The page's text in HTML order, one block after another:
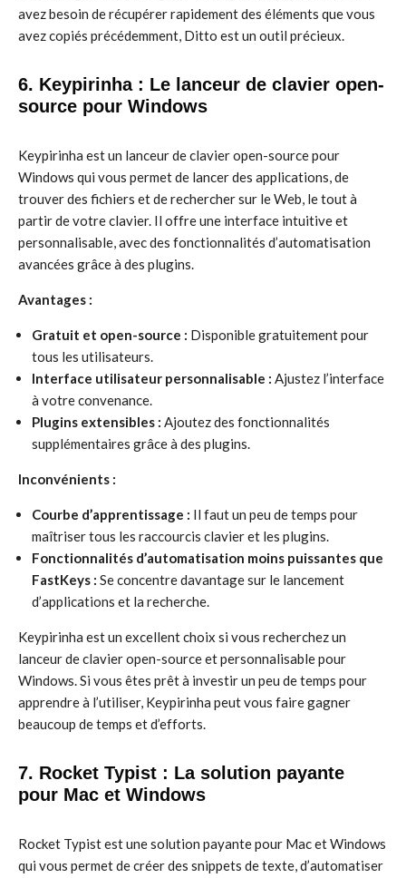
avez besoin de récupérer rapidement des éléments que vous
avez copiés précédemment, Ditto est un outil précieux.
6. Keypirinha : Le lanceur de clavier open-
source pour Windows
Keypirinha est un lanceur de clavier open-source pour
Windows qui vous permet de lancer des applications, de
trouver des fichiers et de rechercher sur le Web, le tout à
partir de votre clavier. Il offre une interface intuitive et
personnalisable, avec des fonctionnalités d’automatisation
avancées grâce à des plugins.
Avantages :
Gratuit et open-source : Disponible gratuitement pour
tous les utilisateurs.
Interface utilisateur personnalisable : Ajustez l’interface
à votre convenance.
Plugins extensibles : Ajoutez des fonctionnalités
supplémentaires grâce à des plugins.
Inconvénients :
Courbe d’apprentissage : Il faut un peu de temps pour
maîtriser tous les raccourcis clavier et les plugins.
Fonctionnalités d’automatisation moins puissantes que
FastKeys : Se concentre davantage sur le lancement
d’applications et la recherche.
Keypirinha est un excellent choix si vous recherchez un
lanceur de clavier open-source et personnalisable pour
Windows. Si vous êtes prêt à investir un peu de temps pour
apprendre à l’utiliser, Keypirinha peut vous faire gagner
beaucoup de temps et d’efforts.
7. Rocket Typist : La solution payante
pour Mac et Windows
Rocket Typist est une solution payante pour Mac et Windows
qui vous permet de créer des snippets de texte, d’automatiser